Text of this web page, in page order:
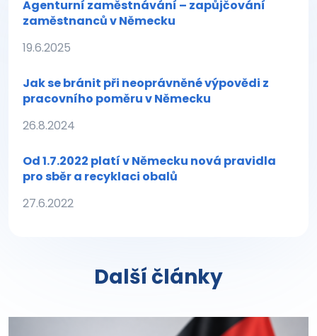
Agenturní zaměstnávání – zapůjčování
zaměstnanců v Německu
19.6.2025
Jak se bránit při neoprávněné výpovědi z
pracovního poměru v Německu
26.8.2024
Od 1.7.2022 platí v Německu nová pravidla
pro sběr a recyklaci obalů
27.6.2022
Další články